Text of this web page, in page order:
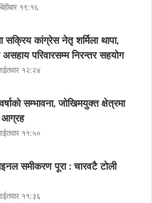
१९:१६
सक्रिय कांग्रेस नेतृ शर्मिला थापा,
असहाय परिवारसम्म निरन्तर सहयोग
१२:२४
सम्भावना, जोखिमयुक्त क्षेत्रमा
आग्रह
११:५०
समीकरण पूरा : चारवटै टोली
११:३६